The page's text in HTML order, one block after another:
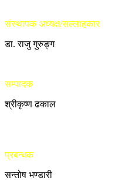
संस्थापक अध्यक्ष/सल्लाहकार
डा. राजु गुरुङ्ग
सम्पादक
श्रीकृष्ण ढकाल
प्रबन्धक
सन्तोष भण्डारी